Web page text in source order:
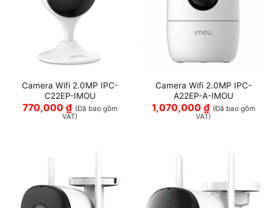
Camera Wifi 2.0MP IPC-
C22EP-IMOU
770,000 ₫ (Đã bao gồm
VAT)
Camera Wifi 2.0MP IPC-
A22EP-A-IMOU
1,070,000 ₫ (Đã bao gồm
VAT)